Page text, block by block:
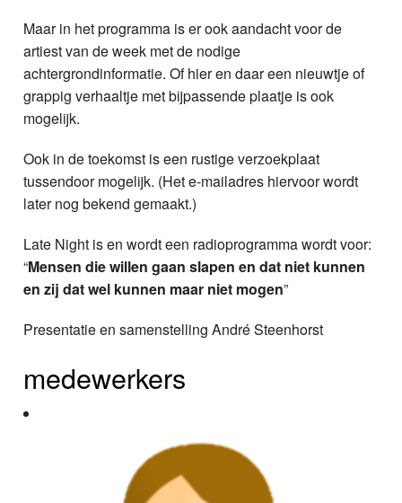
Info
Maar in het programma is er ook aandacht voor de
artiest van de week met de nodige
achtergrondinformatie. Of hier en daar een nieuwtje of
grappig verhaaltje met bijpassende plaatje is ook
mogelijk.
Ook in de toekomst is een rustige verzoekplaat
tussendoor mogelijk. (Het e-mailadres hiervoor wordt
later nog bekend gemaakt.)
Late Night is en wordt een radioprogramma wordt voor:
“Mensen die willen gaan slapen en dat niet kunnen
en zij dat wel kunnen maar niet mogen”
Presentatie en samenstelling André Steenhorst
medewerkers